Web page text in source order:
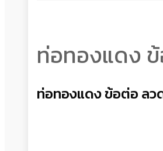
ท่อทองแดง
ท่อทองแดง ข้อต่อ ลว